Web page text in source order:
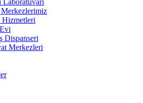
Merkezlerimiz
Hizmetleri
Dispanseri
Merkezleri